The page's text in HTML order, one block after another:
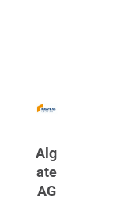
Alg
ate
AG